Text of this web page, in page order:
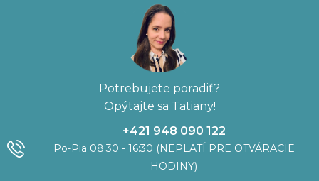
Potrebujete poradiť?
Opýtajte sa Tatiany!
+421 948 090 122
Po-Pia 08:30 - 16:30 (NEPLATÍ PRE OTVÁRACIE
HODINY)